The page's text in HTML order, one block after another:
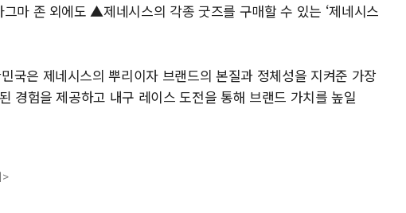
마 존 외에도 ▲제네시스의 각종 굿즈를 구매할 수 있는 ‘제네시스
국은 제네시스의 뿌리이자 브랜드의 본질과 정체성을 지켜준 가장
경험을 제공하고 내구 레이스 도전을 통해 브랜드 가치를 높일